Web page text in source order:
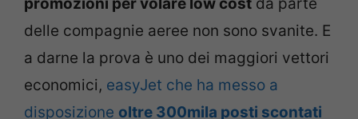
delle compagnie aeree non sono svanite. E
a darne la prova è uno dei maggiori vettori
economici, easyJet che ha messo a
disposizione oltre 300mila posti scontati